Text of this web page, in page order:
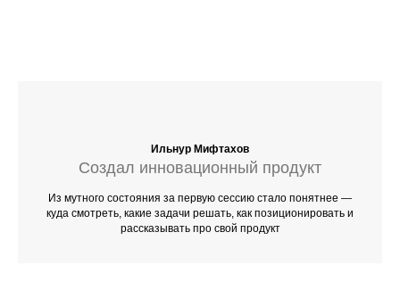
Ильнур Мифтахов
Создал инновационный продукт
Из мутного состояния за первую сессию стало понятнее —
куда смотреть, какие задачи решать, как позиционировать и
рассказывать про свой продукт